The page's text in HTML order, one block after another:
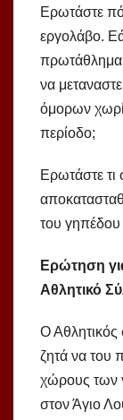
Ερωτάστε
εργολάβο.
πρωτάθλημα
να
όμορων
περίοδο;
Ερωτάστε τι
του γηπέδου
Ερώτηση
Αθλητικό
Ο Αθλητικός
ζητά να του
χώρους των
στον Άγιο